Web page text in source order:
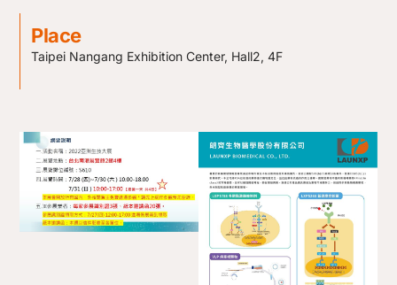
Place
Taipei Nangang Exhibition Center, Hall2, 4F